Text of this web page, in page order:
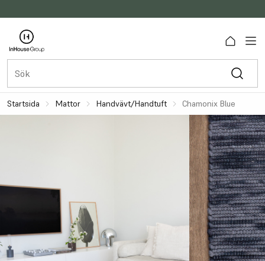
Startsida Mattor Handvävt/handtuft Chamonix Blue